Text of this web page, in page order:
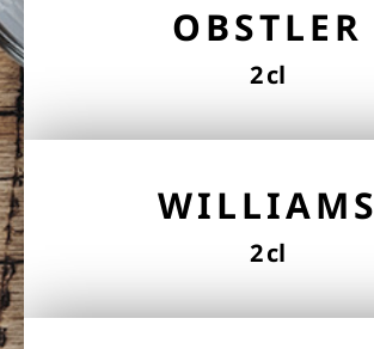
OBSTLER
2 cl
WILLIAMS
2 cl